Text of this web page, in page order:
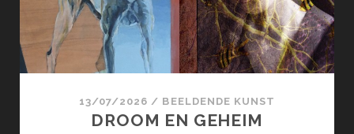
13/07/2026 / BEELDENDE KUNST
DROOM EN GEHEIM